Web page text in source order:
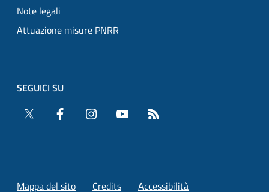
Note legali
Attuazione misure PNRR
SEGUICI SU
Twitter
Facebook Instagram YouTube
Mappa del sito Credits Accessibilità